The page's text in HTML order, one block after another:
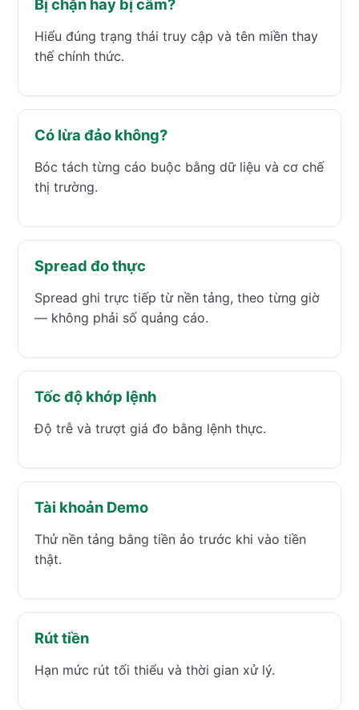
Bị chặn hay bị cấm?
Hiểu đúng trạng thái truy cập và tên miền thay
thế chính thức.
Có lừa đảo không?
Bóc tách từng cáo buộc bằng dữ liệu và cơ chế
thị trường.
Spread đo thực
Spread ghi trực tiếp từ nền tảng, theo từng giờ
— không phải số quảng cáo.
Tốc độ khớp lệnh
Độ trễ và trượt giá đo bằng lệnh thực.
Tài khoản Demo
Thử nền tảng bằng tiền ảo trước khi vào tiền
thật.
Rút tiền
Hạn mức rút tối thiểu và thời gian xử lý.